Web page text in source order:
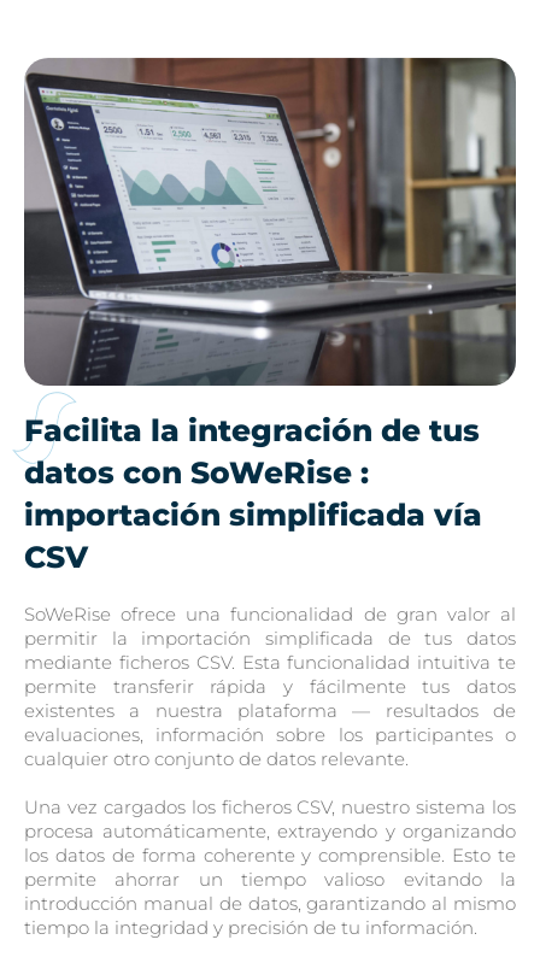
Facilita la integración de tus
datos con SoWeRise :
importación simplificada vía
CSV
SoWeRise ofrece una funcionalidad de gran valor al
permitir la importación simplificada de tus datos
mediante ficheros CSV. Esta funcionalidad intuitiva te
permite transferir rápida y fácilmente tus datos
existentes a nuestra plataforma — resultados de
evaluaciones, información sobre los participantes o
cualquier otro conjunto de datos relevante.
Una vez cargados los ficheros CSV, nuestro sistema los
procesa automáticamente, extrayendo y organizando
los datos de forma coherente y comprensible. Esto te
permite ahorrar un tiempo valioso evitando la
introducción manual de datos, garantizando al mismo
tiempo la integridad y precisión de tu información.